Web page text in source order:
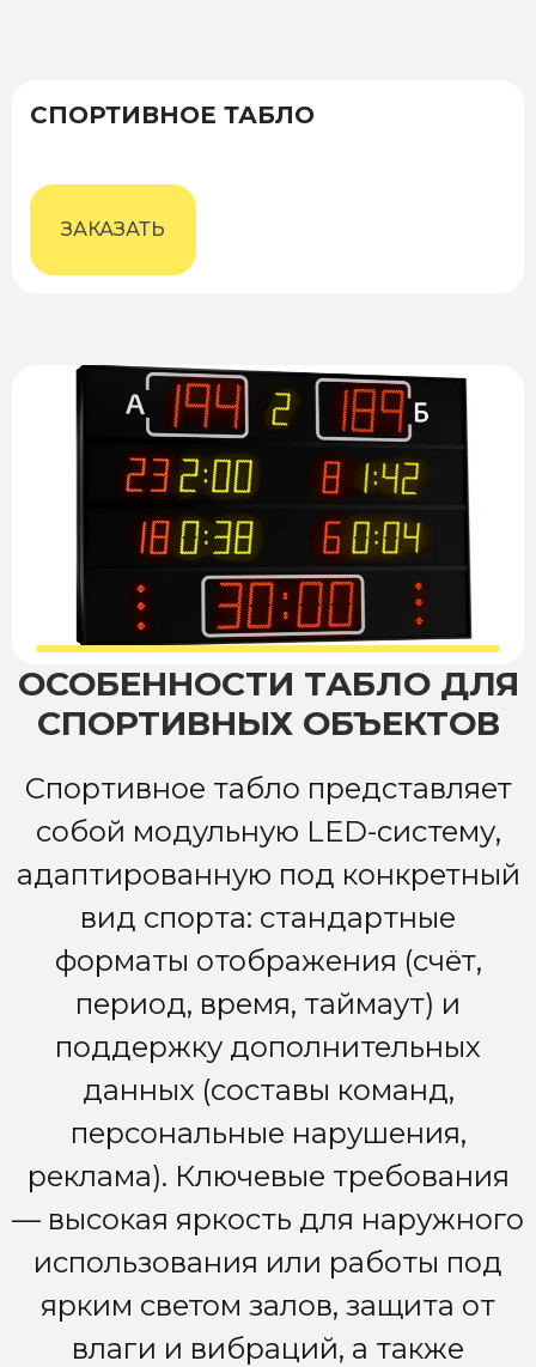
СПОРТИВНОЕ ТАБЛО
ЗАКАЗАТЬ
ОСОБЕННОСТИ ТАБЛО ДЛЯ
СПОРТИВНЫХ ОБЪЕКТОВ
Спортивное табло представляет
собой модульную LED-систему,
адаптированную под конкретный
вид спорта: стандартные
форматы отображения (счёт,
период, время, таймаут) и
поддержку дополнительных
данных (составы команд,
персональные нарушения,
реклама). Ключевые требования
— высокая яркость для наружного
использования или работы под
ярким светом залов, защита от
влаги и вибраций, а также